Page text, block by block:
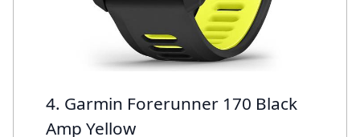
4. Garmin Forerunner 170 Black
Amp Yellow